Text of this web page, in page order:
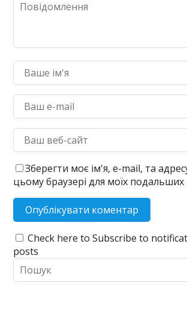
Зберегти моє ім'я, e-mail, та
цьому браузері для моїх подальших
Check here to Subscribe to
posts